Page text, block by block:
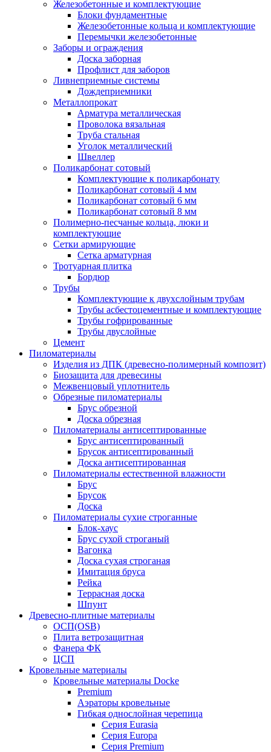
Железобетонные и комплектующие
Блоки фундаментные
Железобетонные кольца и комплектующие
Перемычки железобетонные
Заборы и ограждения
Доска заборная
Профлист для заборов
Ливнеприемные системы
Дождеприемники
Металлопрокат
Арматура металлическая
Проволока вязальная
Труба стальная
Уголок металлический
Швеллер
Поликарбонат сотовый
Комплектующие к поликарбонату
Поликарбонат сотовый 4 мм
Поликарбонат сотовый 6 мм
Поликарбонат сотовый 8 мм
Полимерно-песчаные кольца, люки и
комплектующие
Сетки армирующие
Сетка арматурная
Тротуарная плитка
Бордюр
Трубы
Комплектующие к двухслойным трубам
Трубы асбестоцементные и комплектующие
Трубы гофрированные
Трубы двуслойные
Цемент
Пиломатериалы
Изделия из ДПК (древесно-полимерный композит)
Биозащита для древесины
Межвенцовый уплотнитель
Обрезные пиломатериалы
Брус обрезной
Доска обрезная
Пиломатериалы антисептированные
Брус антисептированный
Брусок антисептированный
Доска антисептированная
Пиломатериалы естественной влажности
Брус
Брусок
Доска
Пиломатериалы сухие строганные
Блок-хаус
Брус сухой строганый
Вагонка
Доска сухая строганая
Имитация бруса
Рейка
Террасная доска
Шпунт
Древесно-плитные материалы
ОСП(OSB)
Плита ветрозащитная
Фанера ФК
ЦСП
Кровельные материалы
Кровельные материалы Docke
Premium
Аэраторы кровельные
Гибкая однослойная черепица
Серия Eurasia
Серия Europa
Серия Premium